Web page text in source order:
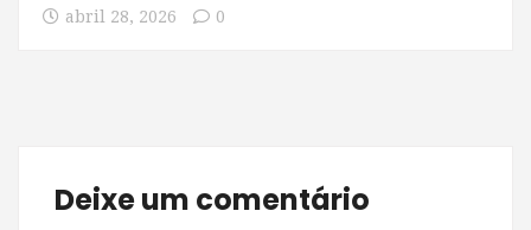
abril 28, 2026 0
Deixe um comentário